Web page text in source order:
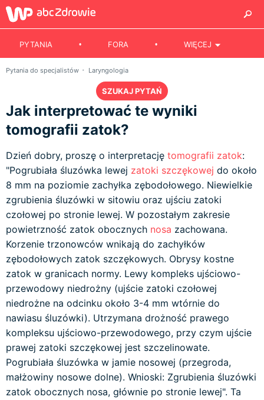
PYTANIA FORA WIĘCEJ
Pytania do specjalistów Laryngologia
SZUKAJ PYTAŃ
Jak interpretować te wyniki
tomografii zatok?
Dzień dobry, proszę o interpretację tomografii zatok:
"Pogrubiała śluzówka lewej zatoki szczękowej do około
8 mm na poziomie zachyłka zębodołowego. Niewielkie
zgrubienia śluzówki w sitowiu oraz ujściu zatoki
czołowej po stronie lewej. W pozostałym zakresie
powietrzność zatok obocznych nosa zachowana.
Korzenie trzonowców wnikają do zachyłków
zębodołowych zatok szczękowych. Obrysy kostne
zatok w granicach normy. Lewy kompleks ujściowo-
przewodowy niedrożny (ujście zatoki czołowej
niedrożne na odcinku około 3-4 mm wtórnie do
nawiasu śluzówki). Utrzymana drożność prawego
kompleksu ujściowo-przewodowego, przy czym ujście
prawej zatoki szczękowej jest szczelinowate.
Pogrubiała śluzówka w jamie nosowej (przegroda,
małżowiny nosowe dolne). Wnioski: Zgrubienia śluzówki
zatok obocznych nosa, głównie po stronie lewej". Ta